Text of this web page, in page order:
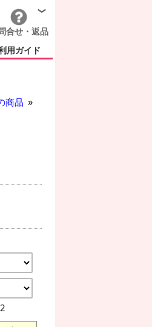
合せ・返品
用ガイド
商品
2